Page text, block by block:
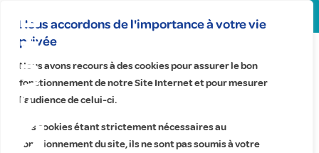
Nous accordons de l'importance à votre vie
privée
Nous avons recours à des cookies pour assurer le bon
fonctionnement de notre Site Internet et pour mesurer
l’audience de celui-ci.
Ces cookies étant strictement nécessaires au
fonctionnement du site, ils ne sont pas soumis à votre
services de
Saint-
Nazaire -
Fauché